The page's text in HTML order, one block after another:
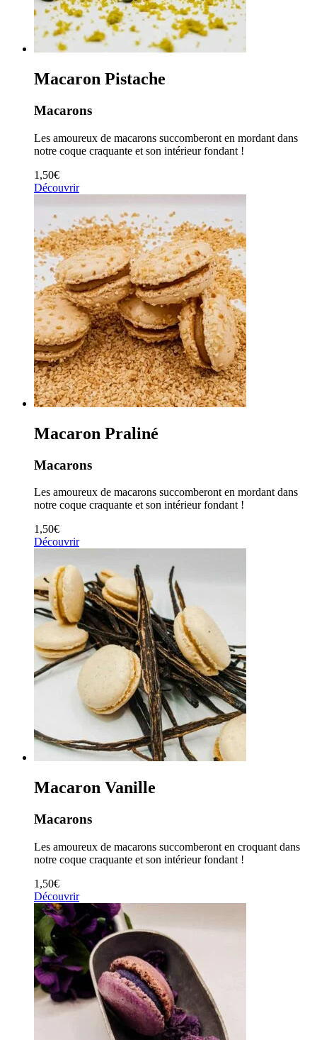
Macaron Pistache
Macarons
Les amoureux de macarons succomberont en mordant dans
notre coque craquante et son intérieur fondant !
1,50€
Découvrir
Macaron Praliné
Macarons
Les amoureux de macarons succomberont en mordant dans
notre coque craquante et son intérieur fondant !
1,50€
Découvrir
Macaron Vanille
Macarons
Les amoureux de macarons succomberont en croquant dans
notre coque craquante et son intérieur fondant !
1,50€
Découvrir